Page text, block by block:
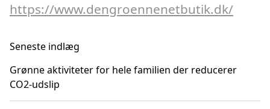
https://www.dengroennenetbutik.dk/
Seneste indlæg
Grønne aktiviteter for hele familien der reducerer
CO2-udslip